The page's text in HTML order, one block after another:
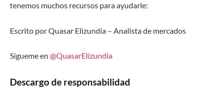
tenemos muchos recursos para ayudarle:
Escrito por Quasar Elizundia – Analista de mercados
Sígueme en @QuasarElizundia
Descargo de responsabilidad